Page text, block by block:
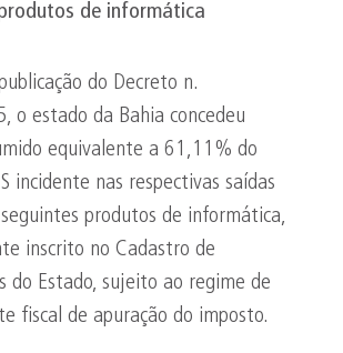
de informática
do Decreto n.
o estado da Bahia concedeu
equivalente a 61,11% do
incidente nas respectivas saídas
produtos de informática,
inscrito no Cadastro de
do Estado, sujeito ao regime de
fiscal de apuração do imposto.